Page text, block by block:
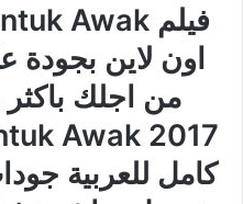
اون لاين بجودة
من اجلك
كامل للعربية